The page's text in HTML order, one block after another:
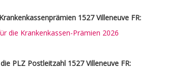
1527 Villeneuve FR:
die Krankenkassen-Prämien 2026
PLZ Postleitzahl 1527 Villeneuve FR: